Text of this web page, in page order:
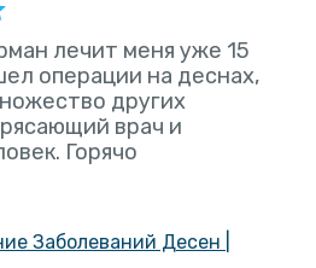
лечит меня уже 15
операции на деснах,
других
врач и
Горячо
Заболеваний Десен